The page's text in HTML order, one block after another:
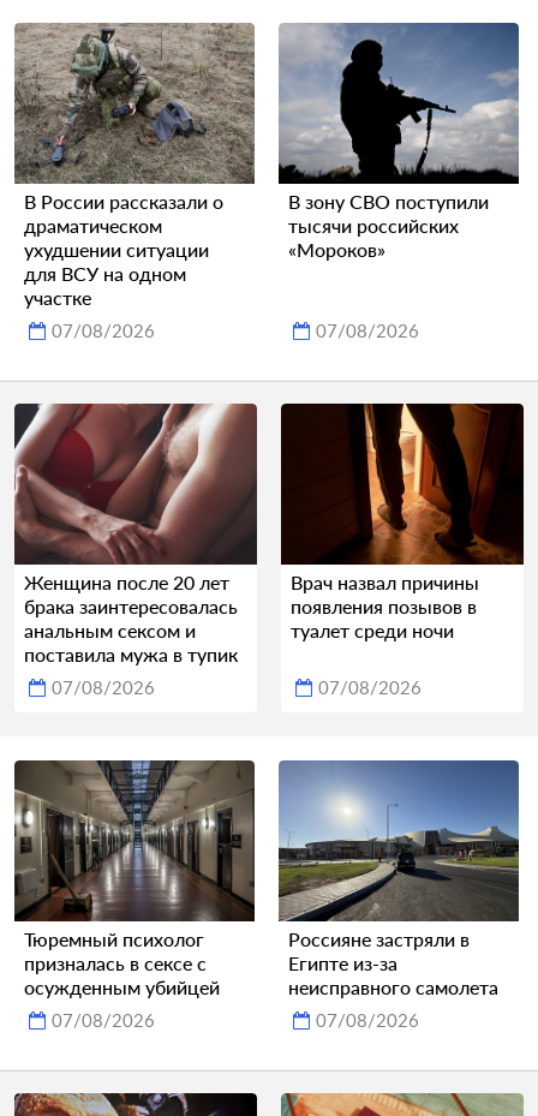
В России рассказали о
драматическом
ухудшении ситуации
для ВСУ на одном
участке
07/08/2026
В зону СВО поступили
тысячи российских
«Мороков»
07/08/2026
Женщина после 20 лет
брака заинтересовалась
анальным сексом и
поставила мужа в тупик
07/08/2026
Врач назвал причины
появления позывов в
туалет среди ночи
07/08/2026
Тюремный психолог
призналась в сексе с
осужденным убийцей
07/08/2026
Россияне застряли в
Египте из-за
неисправного самолета
07/08/2026